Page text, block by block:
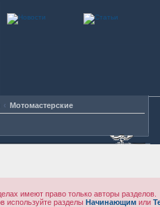
Мотомастерские
имеют право только авторы разделов.
используйте разделы Начинающим или